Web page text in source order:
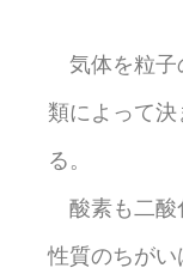
気体を粒子
類によって
る。
酸素も二酸
性質のちが